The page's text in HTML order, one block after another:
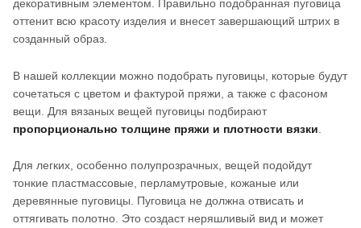
декоративным элементом. Правильно подобранная пуговица
оттенит всю красоту изделия и внесет завершающий штрих в
созданный образ.
В нашей коллекции можно подобрать пуговицы, которые будут
сочетаться с цветом и фактурой пряжи, а также с фасоном
вещи. Для вязаных вещей пуговицы подбирают
пропорционально толщине пряжи и плотности вязки
Для легких, особенно полупрозрачных, вещей подойдут
тонкие пластмассовые, перламутровые, кожаные или
деревянные пуговицы. Пуговица не должна отвисать и
оттягивать полотно. Это создаст неряшливый вид и может